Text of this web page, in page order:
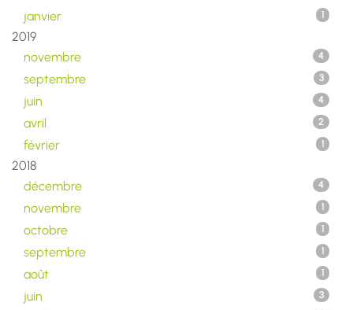
janvier 1
2019
novembre
4
septembre 3
juin 4
avril 2
février 1
2018
décembre
4
novembre 1
octobre 1
septembre 1
août 1
juin 3